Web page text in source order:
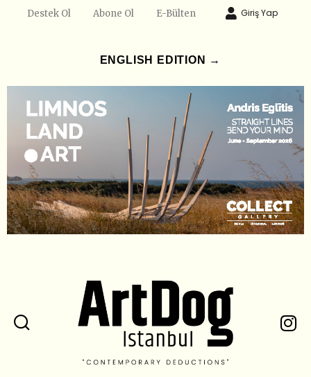
Destek Ol Abone Ol E-Bülten Giriş Yap
ENGLISH EDITION →